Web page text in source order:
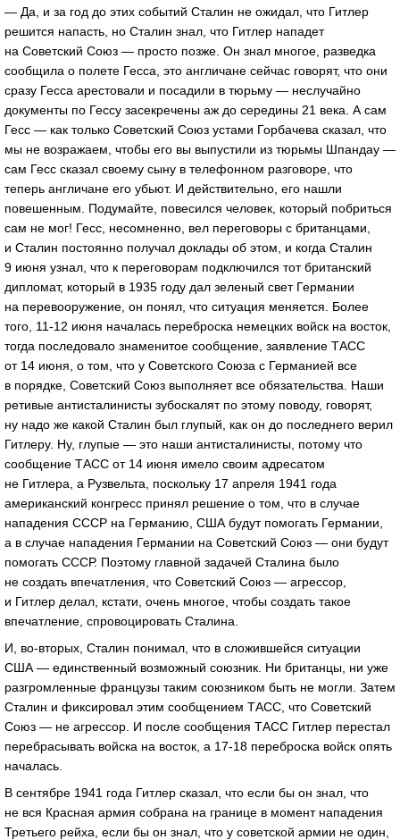
— Да, и за год до этих событий Сталин не ожидал, что Гитлер
решится напасть, но Сталин знал, что Гитлер нападет
на Советский Союз — просто позже. Он знал многое, разведка
сообщила о полете Гесса, это англичане сейчас говорят, что они
сразу Гесса арестовали и посадили в тюрьму — неслучайно
документы по Гессу засекречены аж до середины 21 века. А сам
Гесс — как только Советский Союз устами Горбачева сказал, что
мы не возражаем, чтобы его вы выпустили из тюрьмы Шпандау —
сам Гесс сказал своему сыну в телефонном разговоре, что
теперь англичане его убьют. И действительно, его нашли
повешенным. Подумайте, повесился человек, который побриться
сам не мог! Гесс, несомненно, вел переговоры с британцами,
и Сталин постоянно получал доклады об этом, и когда Сталин
9 июня узнал, что к переговорам подключился тот британский
дипломат, который в 1935 году дал зеленый свет Германии
на перевооружение, он понял, что ситуация меняется. Более
того, 11-12 июня началась переброска немецких войск на восток,
тогда последовало знаменитое сообщение, заявление ТАСС
от 14 июня, о том, что у Советского Союза с Германией все
в порядке, Советский Союз выполняет все обязательства. Наши
ретивые антисталинисты зубоскалят по этому поводу, говорят,
ну надо же какой Сталин был глупый, как он до последнего верил
Гитлеру. Ну, глупые — это наши антисталинисты, потому что
сообщение ТАСС от 14 июня имело своим адресатом
не Гитлера, а Рузвельта, поскольку 17 апреля 1941 года
американский конгресс принял решение о том, что в случае
нападения СССР на Германию, США будут помогать Германии,
а в случае нападения Германии на Советский Союз — они будут
помогать СССР. Поэтому главной задачей Сталина было
не создать впечатления, что Советский Союз — агрессор,
и Гитлер делал, кстати, очень многое, чтобы создать такое
впечатление, спровоцировать Сталина.
И, во-вторых, Сталин понимал, что в сложившейся ситуации
США — единственный возможный союзник. Ни британцы, ни уже
разгромленные французы таким союзником быть не могли. Затем
Сталин и фиксировал этим сообщением ТАСС, что Советский
Союз — не агрессор. И после сообщения ТАСС Гитлер перестал
перебрасывать войска на восток, а 17-18 переброска войск опять
началась.
В сентябре 1941 года Гитлер сказал, что если бы он знал, что
не вся Красная армия собрана на границе в момент нападения
Третьего рейха, если бы он знал, что у советской армии не один,